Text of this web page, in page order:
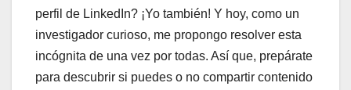
perfil de LinkedIn? ¡Yo también! Y hoy, como un
investigador curioso, me propongo resolver esta
incógnita de una vez por todas. Así que, prepárate
para descubrir si puedes o no compartir contenido